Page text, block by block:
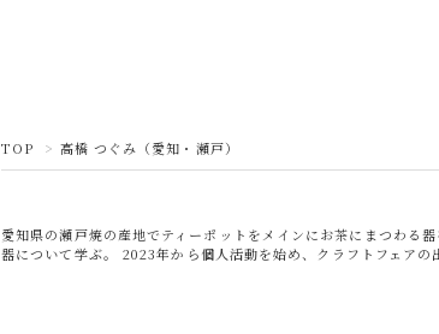
TOP > 高橋 つぐみ（愛知・瀬戸）
愛知県の瀬戸焼の産地でティーポットをメインにお茶にまつわ
器について学ぶ。 2023年から個人活動を始め、クラフトフェアの